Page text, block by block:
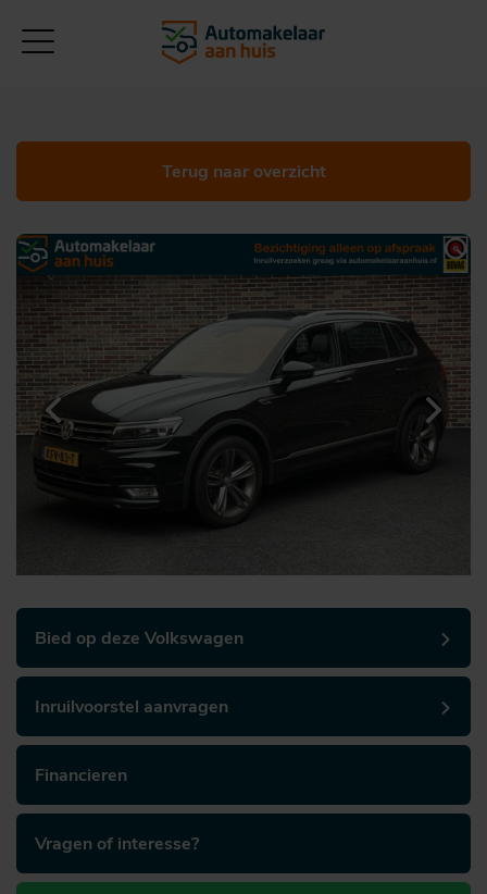
Terug naar overzicht
Bied op deze Volkswagen
Inruilvoorstel aanvragen
Financieren
Vragen of interesse?